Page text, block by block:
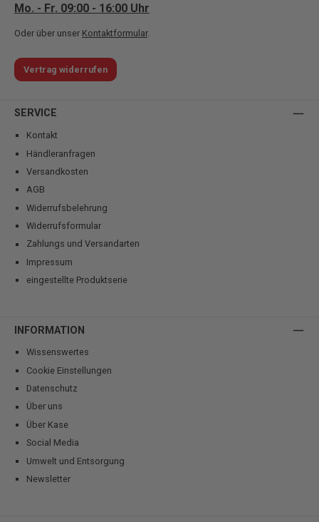
Mo. - Fr. 09:00 - 16:00 Uhr
Oder über unser Kontaktformular.
Vertrag widerrufen
SERVICE
Kontakt
Händleranfragen
Versandkosten
AGB
Widerrufsbelehrung
Widerrufsformular
Zahlungs und Versandarten
Impressum
eingestellte Produktserie
INFORMATION
Wissenswertes
Cookie Einstellungen
Datenschutz
Über uns
Über Kase
Social Media
Umwelt und Entsorgung
Newsletter